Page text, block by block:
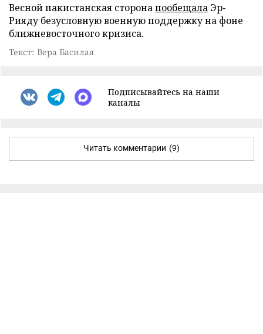
Весной пакистанская сторонапообещала Эр-
Рияду безусловную военную поддержку на фоне
ближневосточного кризиса.
Текст: Вера Басилая
Подписывайтесь на наши
каналы
Читать комментарии (9)